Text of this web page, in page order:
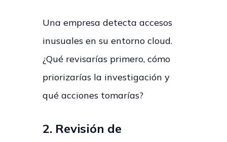
Una empresa detecta accesos
inusuales en su entorno cloud.
¿Qué revisarías primero, cómo
priorizarías la investigación y
qué acciones tomarías?
2. Revisión de